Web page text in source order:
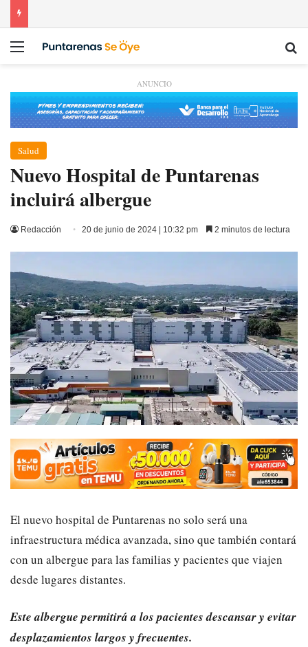
Menú
ANUNCIO
Salud
Nuevo Hospital de Puntarenas
incluirá albergue
Redacción 20 de junio de 2024 | 10:32 pm 2 minutos de lectura
El nuevo hospital de Puntarenas no solo será una
infraestructura médica avanzada, sino que también contará
con un albergue para las familias y pacientes que viajen
desde lugares distantes.
Este albergue permitirá a los pacientes descansar y evitar
desplazamientos largos y frecuentes.